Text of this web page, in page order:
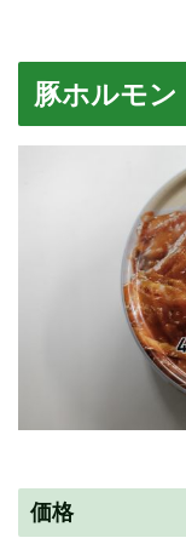
豚ホルモン
価格